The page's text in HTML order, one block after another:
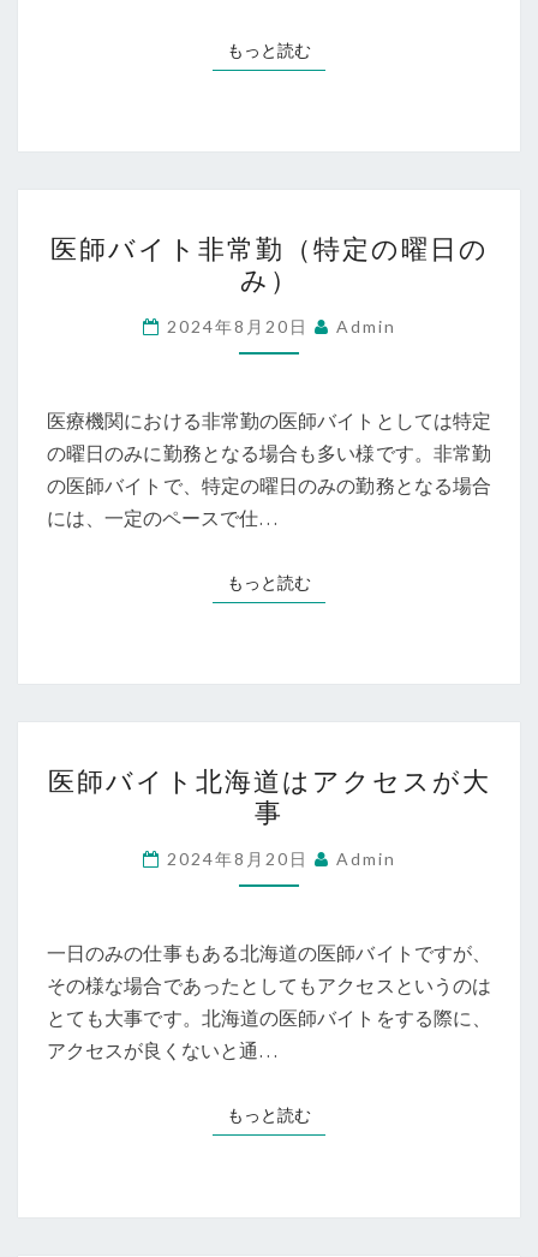
科
もっと読むもっと読む
師
バ
イ
ト
常
勤
（特
曜
み）
医師バイト非常勤（特定の曜日の
み）
2024年8月20日 Admin
医療機関における非常勤の医師バイトとしては特定
の曜日のみに勤務となる場合も多い様です。非常勤
の医師バイトで、特定の曜日のみの勤務となる場合
には、一定のペースで仕…
もっと読むもっと読む
師
バ
イ
ト
海
道
は
セ
医師バイト北海道はアクセスが大
事
2024年8月20日 Admin
一日のみの仕事もある北海道の医師バイトですが、
その様な場合であったとしてもアクセスというのは
とても大事です。北海道の医師バイトをする際に、
アクセスが良くないと通…
もっと読むもっと読む